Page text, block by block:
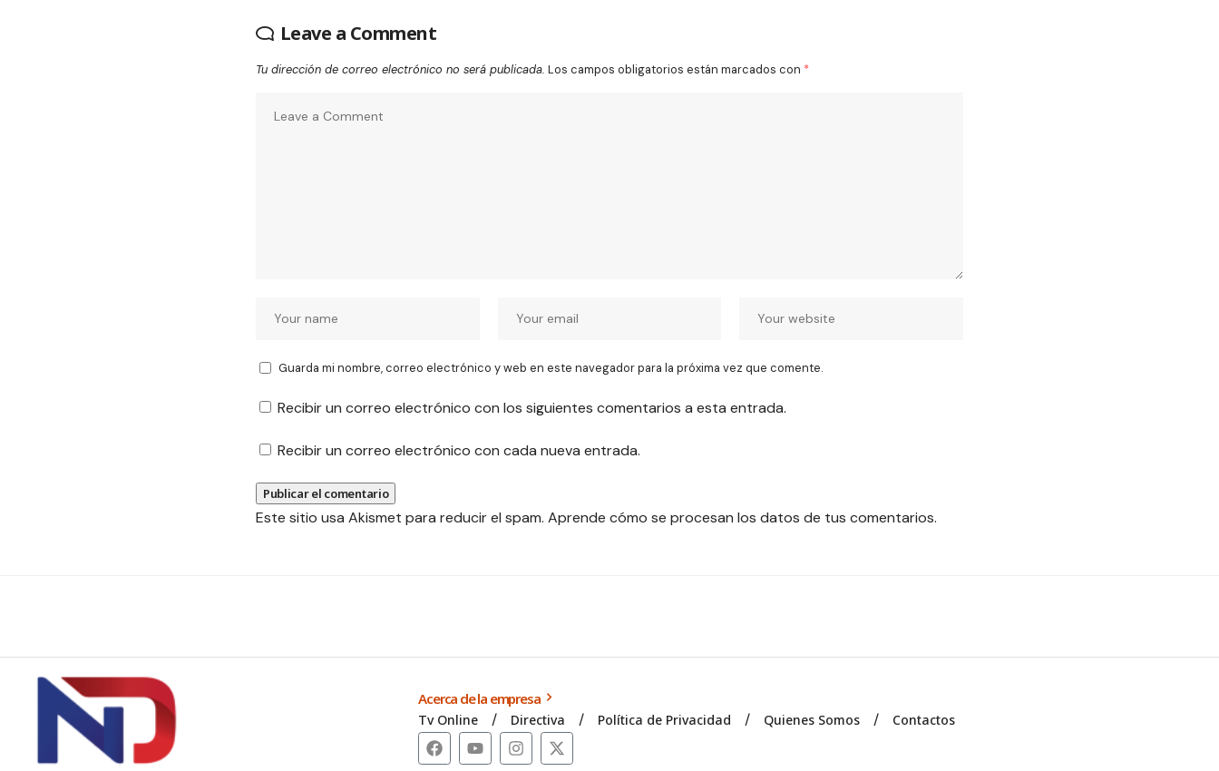
Leave a Comment
Tu dirección de correo electrónico no será publicada. Los campos obligatorios están marcados con *
Guarda mi nombre, correo electrónico y web en este navegador para la próxima vez que comente.
Recibir un correo electrónico con los siguientes comentarios a esta entrada.
Recibir un correo electrónico con cada nueva entrada.
Este sitio usa Akismet para reducir el spam. Aprende cómo se procesan los datos de tus comentarios.
Acerca de la empresa
Tv Online Directiva Política de Privacidad Quienes Somos Contactos